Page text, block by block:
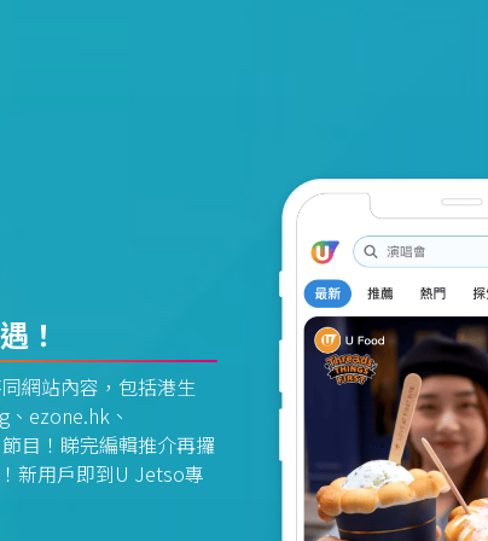
！
網站內容，包括港生
ezone.hk、
目！睇完編輯推介再攞
新用戶即到U Jetso專